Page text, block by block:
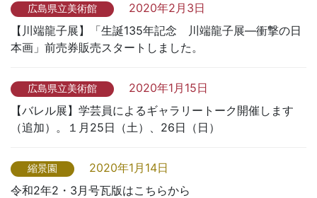
広島県立美術館
2020年2月3日
【川端龍子展】「生誕135年記念 川端龍子展―衝撃の日
本画」前売券販売スタートしました。
広島県立美術館
2020年1月15日
【バレル展】学芸員によるギャラリートーク開催します
（追加）。１月25日（土）、26日（日）
縮景園
2020年1月14日
令和2年2・3月号瓦版はこちらから